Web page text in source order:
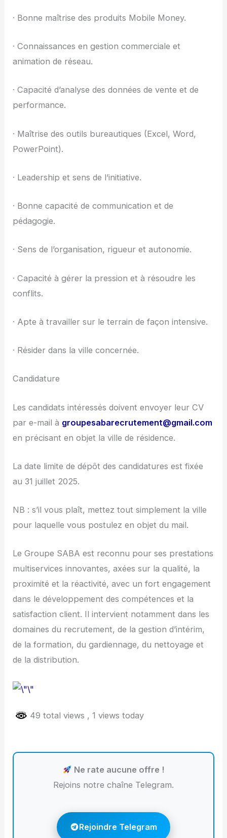
· Bonne maîtrise des produits Mobile Money.
· Connaissances en gestion commerciale et
animation de réseau.
· Capacité d’analyse des données de vente et de
performance.
· Maîtrise des outils bureautiques (Excel, Word,
PowerPoint).
· Leadership et sens de l’initiative.
· Bonne capacité de communication et de
pédagogie.
· Sens de l’organisation, rigueur et autonomie.
· Capacité à gérer la pression et à résoudre les
conflits.
· Apte à travailler sur le terrain de façon intensive.
· Résider dans la ville concernée.
Candidature
Les candidats intéressés doivent envoyer leur CV
par e-mail à groupesabarecrutement@gmail.com
en précisant en objet la ville de résidence.
La date limite de dépôt des candidatures est fixée
au 31 juillet 2025.
NB : s’il vous plaît, mettez tout simplement la ville
pour laquelle vous postulez en objet du mail.
Le Groupe SABA est reconnu pour ses prestations
multiservices innovantes, axées sur la qualité, la
proximité et la réactivité, avec un fort engagement
dans le développement des compétences et la
satisfaction client. Il intervient notamment dans les
domaines du recrutement, de la gestion d’intérim,
de la formation, du gardiennage, du nettoyage et
de la distribution.
49 total views , 1 views today
Ne rate aucune offre !
Rejoins notre chaîne Telegram.
Rejoindre Telegram